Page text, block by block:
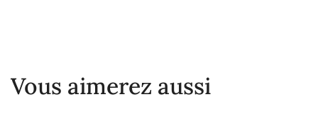
Vous aimerez aussi